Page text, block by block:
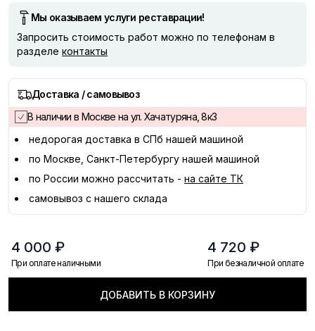
Мы оказываем услуги реставрации!
Запросить стоимость работ можно по телефонам в
разделе контакты
Доставка / самовывоз
В наличии в Москве на ул. Хачатуряна, 8к3
недорогая доставка в СПб нашей машиной
по Москве, Санкт-Петербургу нашей машиной
по России можно рассчитать - на сайте ТК
самовывоз с нашего склада
4 000 ₽
При оплате наличными
4 720 ₽
При безналичной оплате
ДОБАВИТЬ В КОРЗИНУ